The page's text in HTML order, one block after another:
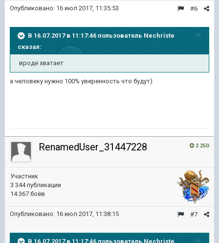
#6
Опубликовано: 16 июл 2017, 11:35:53
В 16.07.2017 в 11:17:46 пользователь Nechriste
сказал:
вроде хватает
а человеку нужно 100% уверенность что будут)
2 250
RenamedUser_31447228
Участник
3 344 публикации
14 367 боёв
#7
Опубликовано: 16 июл 2017, 11:38:15
В 16.07.2017 в 11:17:46 пользователь Nechriste